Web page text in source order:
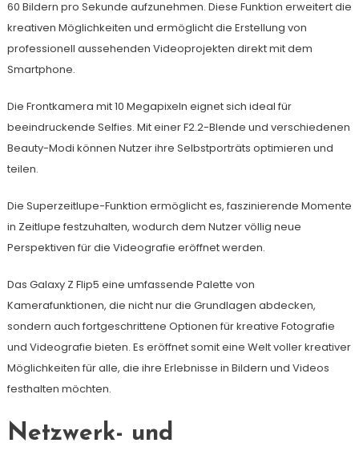
60 Bildern pro Sekunde aufzunehmen. Diese Funktion erweitert die
kreativen Möglichkeiten und ermöglicht die Erstellung von
professionell aussehenden Videoprojekten direkt mit dem
Smartphone.
Die Frontkamera mit 10 Megapixeln eignet sich ideal für
beeindruckende Selfies. Mit einer F2.2-Blende und verschiedenen
Beauty-Modi können Nutzer ihre Selbstporträts optimieren und
teilen.
Die Superzeitlupe-Funktion ermöglicht es, faszinierende Momente
in Zeitlupe festzuhalten, wodurch dem Nutzer völlig neue
Perspektiven für die Videografie eröffnet werden.
Das Galaxy Z Flip5 eine umfassende Palette von
Kamerafunktionen, die nicht nur die Grundlagen abdecken,
sondern auch fortgeschrittene Optionen für kreative Fotografie
und Videografie bieten. Es eröffnet somit eine Welt voller kreativer
Möglichkeiten für alle, die ihre Erlebnisse in Bildern und Videos
festhalten möchten.
Netzwerk- und